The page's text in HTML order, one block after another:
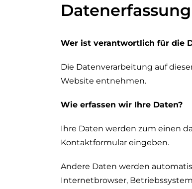
Wer ist verantwortlich für die
Die Datenverarbeitung auf
Website entnehmen.
Wie erfassen wir Ihre Daten?
Ihre Daten werden zum einen
Kontaktformular eingeben.
Andere Daten werden
Internetbrowser,